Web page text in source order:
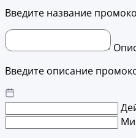
Введите название
Введите описание